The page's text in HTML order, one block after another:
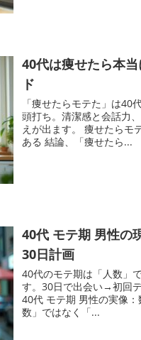
40代は痩せたら本
ド
「痩せたらモテた」は40
頭打ち。清潔感と会話力
えが出ます。 痩せたらモ
ある 結論、「痩せたら...
40代 モテ期 男性の
30日計画
40代のモテ期は「人数」
す。30日で出会い→初回
40代 モテ期 男性の実像：
数」ではなく「...